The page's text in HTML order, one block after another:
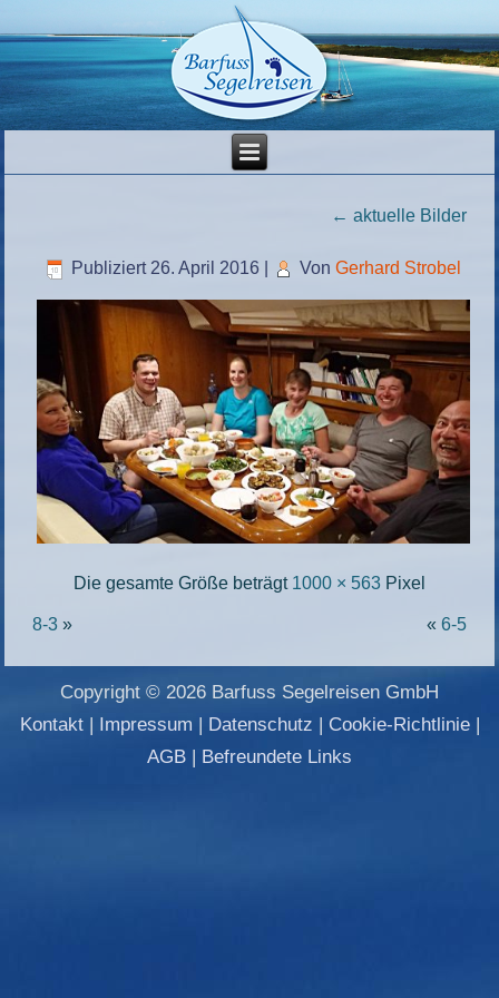
← aktuelle Bilder
Publiziert 26. April 2016 Von Gerhard Strobel
Die gesamte Größe beträgt 1000 × 563 Pixel
8-3 » « 6-5
Copyright © 2026 Barfuss Segelreisen GmbH
Kontakt| Impressum | Datenschutz | Cookie-Richtlinie|
AGB | Befreundete Links